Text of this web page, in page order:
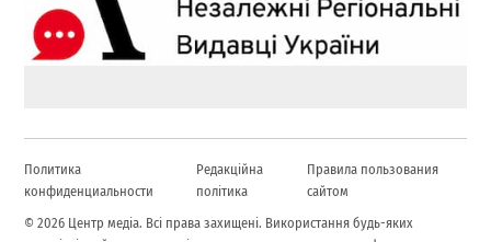
Политика
конфиденциальности
Редакційна
політика
Правила пользования
сайтом
© 2026 Центр медіа. Всі права захищені. Використання будь-яких